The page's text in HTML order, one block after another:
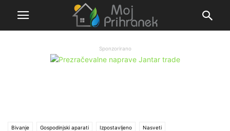
Sponzorirano
Bivanje Gospodinjski aparati Izpostavljeno Nasveti